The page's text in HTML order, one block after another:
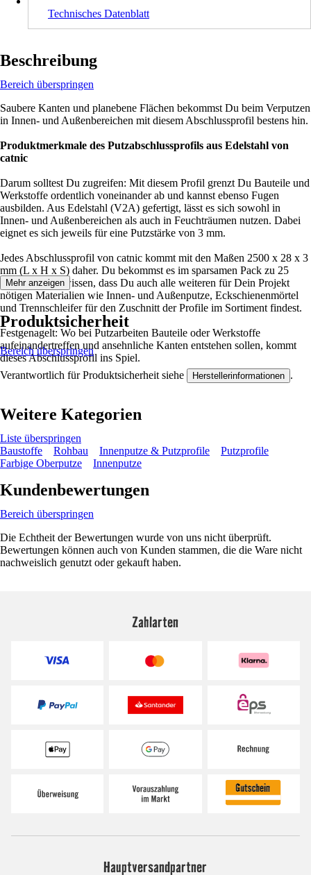
Technisches Datenblatt
Beschreibung
Bereich überspringen
Saubere Kanten und planebene Flächen bekommst Du beim Verputzen
in Innen- und Außenbereichen mit diesem Abschlussprofil bestens hin.
Produktmerkmale des Putzabschlussprofils aus Edelstahl von
catnic
Darum solltest Du zugreifen: Mit diesem Profil grenzt Du Bauteile und
Werkstoffe ordentlich voneinander ab und kannst ebenso Fugen
ausbilden. Aus Edelstahl (V2A) gefertigt, lässt es sich sowohl in
Innen- und Außenbereichen als auch in Feuchträumen nutzen. Dabei
eignet es sich jeweils für eine Putzstärke von 3 mm.
Jedes Abschlussprofil von catnic kommt mit den Maßen 2500 x 28 x 3
mm (L x H x S) daher. Du bekommst es im sparsamen Pack zu 25
Stück. Gut zu wissen, dass Du auch alle weiteren für Dein Projekt
nötigen Materialien wie Innen- und Außenputze, Eckschienenmörtel
und Trennschleifer für den Zuschnitt der Profile im Sortiment findest.
Festgenagelt: Wo bei Putzarbeiten Bauteile oder Werkstoffe
aufeinandertreffen und ansehnliche Kanten entstehen sollen, kommt
dieses Abschlussprofil ins Spiel.
Mehr anzeigen
Produktsicherheit
Bereich überspringen
Verantwortlich für Produktsicherheit siehe Herstellerinformationen .
Weitere Kategorien
Liste überspringen
Baustoffe
Rohbau Innenputze & Putzprofile
Putzprofile
Farbige Oberputze
Innenputze
Kundenbewertungen
Bereich überspringen
Die Echtheit der Bewertungen wurde von uns nicht überprüft.
Bewertungen können auch von Kunden stammen, die die Ware nicht
nachweislich genutzt oder gekauft haben.
Zahlarten
Hauptversandpartner